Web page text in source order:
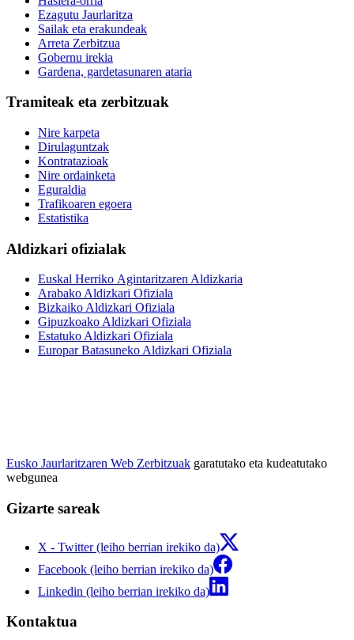
Ezagutu Jaurlaritza
Sailak eta erakundeak
Arreta Zerbitzua
Gobernu irekia
Gardena, gardetasunaren ataria
Tramiteak eta zerbitzuak
Nire karpeta
Dirulaguntzak
Kontratazioak
Nire ordainketa
Eguraldia
Trafikoaren egoera
Estatistika
Aldizkari ofizialak
Euskal Herriko Agintaritzaren Aldizkaria
Arabako Aldizkari Ofiziala
Bizkaiko Aldizkari Ofiziala
Gipuzkoako Aldizkari Ofiziala
Estatuko Aldizkari Ofiziala
Europar Batasuneko Aldizkari Ofiziala
Eusko Jaurlaritzaren Web Zerbitzuak garatutako eta kudeatutako
webgunea
Gizarte sareak
X - Twitter (leiho berrian irekiko da)
Facebook (leiho berrian irekiko da)
Linkedin (leiho berrian irekiko da)
Kontaktua